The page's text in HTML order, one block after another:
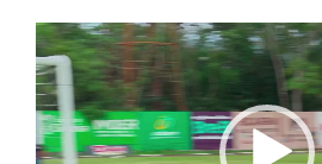
abre
una
plataforma
virtual»
Reproductor
de
vídeo